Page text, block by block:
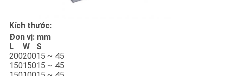
Kích thước:
Đơn vị: mm
L
W
S
20020015 ~ 45
15015015 ~ 45